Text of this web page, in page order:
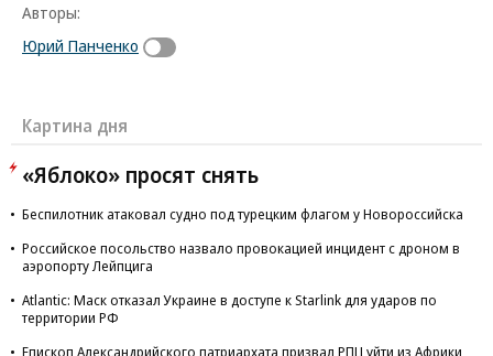
Авторы:
Юрий Панченко
Картина дня
«Яблоко» просят снять
Беспилотник атаковал судно под турецким флагом у Новороссийска
Российское посольство назвало провокацией инцидент с дроном в
аэропорту Лейпцига
Atlantic: Маск отказал Украине в доступе к Starlink для ударов по
территории РФ
Епископ Александрийского патриархата призвал РПЦ уйти из Африки